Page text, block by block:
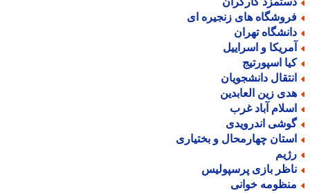
های زنجیره ای
تهران
و اسراییل
اسپورتیج
دانشجویان
زین العابدین
آباد غرب
اندرویدی
چهارمحال و بختیاری
بازی پرسپولیس
خوانی